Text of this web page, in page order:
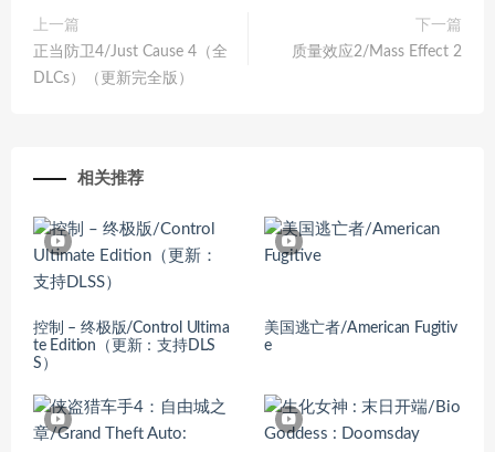
上一篇
正当防卫4/Just Cause 4（全
DLCs）（更新完全版）
下一篇
质量效应2/Mass Effect 2
相关推荐
控制 – 终极版/Control Ultima
te Edition（更新：支持DLS
S）
美国逃亡者/American Fugitiv
e